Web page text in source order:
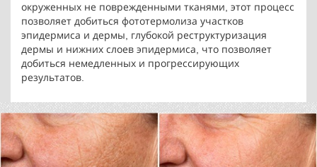
окруженных не поврежденными тканями, этот процесс
позволяет добиться фототермолиза участков
эпидермиса и дермы, глубокой реструктуризация
дермы и нижних слоев эпидермиса, что позволяет
добиться немедленных и прогрессирующих
результатов.